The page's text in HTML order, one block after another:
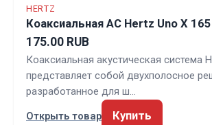
HERTZ
Коаксиальная АС Hertz Uno X 165
175.00 RUB
Коаксиальная акустическая система
представляет собой двухполосное
разработанное для ш…
Открыть товар
Купить